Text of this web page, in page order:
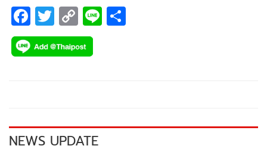
เองจึงเป็นที่มาของแบบแผนปฏิบัติในเวลาต่อมา นั่นคือ ในปี
ค.ศ. ๑๙๒๕
F
ac
e
k
T
wi
tt
C
o
p
k
Li
NEWS UPDATE